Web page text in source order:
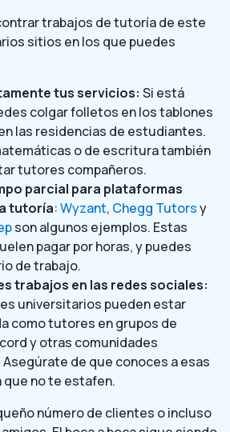
trabajos de tutoría de este
sitios en los que puedes
tus servicios: Si está
colgar folletos en los tablones
las residencias de estudiantes.
o de escritura también
tutores compañeros.
parcial para plataformas
tutoría:Wyzant, Chegg Tutorsy
son algunos ejemplos. Estas
pagar por horas, y puedes
de trabajo.
trabajos en las redes sociales:
universitarios pueden estar
como tutores en grupos de
y otras comunidades
de que conoces a esas
que no te estafen.
número de clientes o incluso